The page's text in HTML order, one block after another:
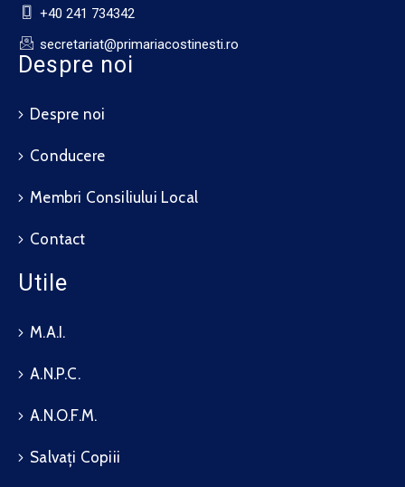
+40 241 734342
secretariat@primariacostinesti.ro​
Despre noi
Despre noi
Conducere
Membri Consiliului Local
Contact
Utile
M.A.I.
A.N.P.C.
A.N.O.F.M.
Salvați Copiii